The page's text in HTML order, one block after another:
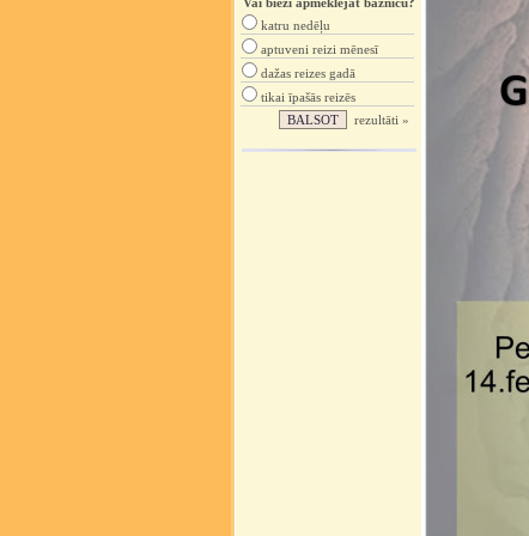
katru nedēļu
aptuveni reizi mēnesī
dažas reizes gadā
tikai īpašās reizēs
rezultāti »